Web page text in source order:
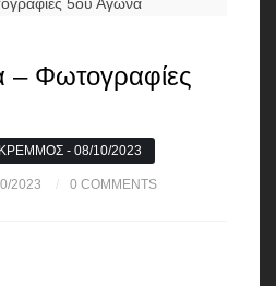
– Φωτογραφίες
- 08/10/2023
2023 0 COMMENTS